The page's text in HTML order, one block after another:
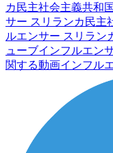
カ民主社会主義共和
サー スリランカ民主
ルエンサー スリラン
ューブインフルエン
関する動画インフル